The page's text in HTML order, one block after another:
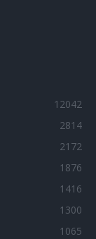
12042
2814
2172
1876
1416
1300
1065